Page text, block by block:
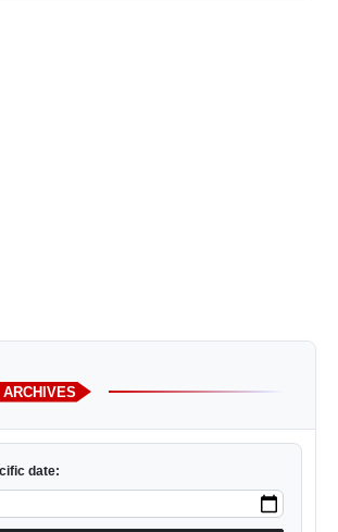
ARCHIVES
date: